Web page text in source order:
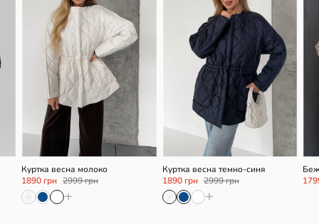
ХS/M L/XL
Куртка весна молоко
1890 грн 2999 грн
+
ХS/M
Куртка весна темно-синя
1890 грн 2999 грн
+